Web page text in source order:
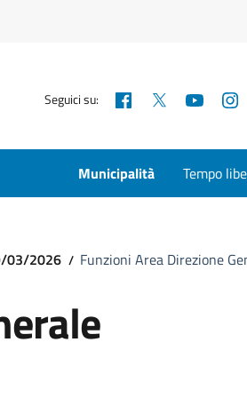
Seguici su: Facebook
Municipalità Tempo
03/2026 Funzioni Area Direzione